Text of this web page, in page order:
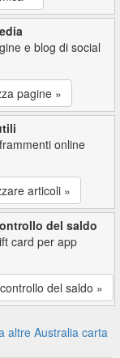
e blog di social
pagine »
online
articoli »
del saldo
card per app
del saldo »
altre Australia carta